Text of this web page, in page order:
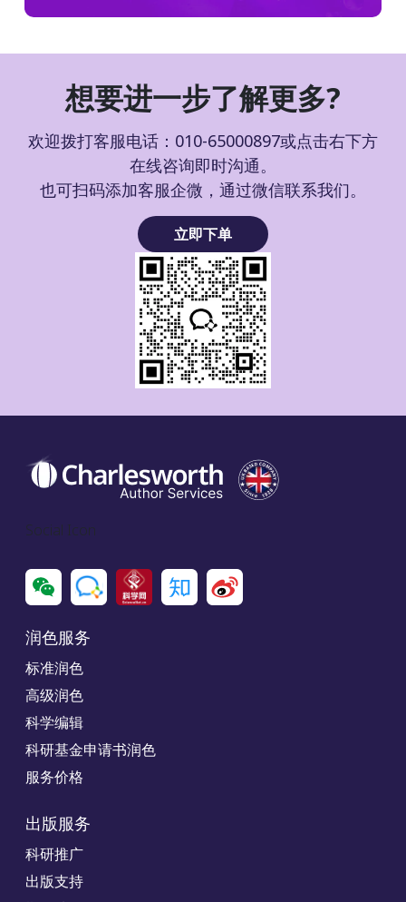
想要进一步了解更多?
欢迎拨打客服电话：010-65000897或点击右下方
在线咨询即时沟通。
也可扫码添加客服企微，通过微信联系我们。
立即下单
Social Icon
润色服务
标准润色
高级润色
科学编辑
科研基金申请书润色
服务价格
出版服务
科研推广
出版支持